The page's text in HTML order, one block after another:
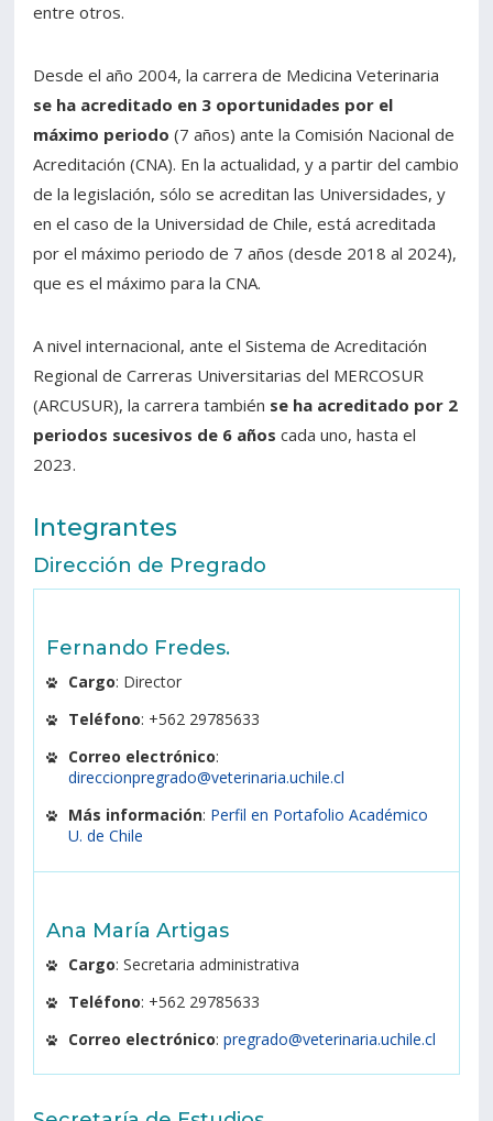
entre otros.
Desde el año 2004, la carrera de Medicina Veterinaria
se ha acreditado en 3 oportunidades por el
máximo periodo (7 años) ante la Comisión Nacional de
Acreditación (CNA). En la actualidad, y a partir del cambio
de la legislación, sólo se acreditan las Universidades, y
en el caso de la Universidad de Chile, está acreditada
por el máximo periodo de 7 años (desde 2018 al 2024),
que es el máximo para la CNA.
A nivel internacional, ante el Sistema de Acreditación
Regional de Carreras Universitarias del MERCOSUR
(ARCUSUR), la carrera también se ha acreditado por 2
periodos sucesivos de 6 años cada uno, hasta el
2023.
Integrantes
Dirección de Pregrado
Fernando Fredes.
Cargo: Director
Teléfono: +562 29785633
Correo electrónico:
direccionpregrado@veterinaria.uchile.cl
Más información: Perfil en Portafolio Académico
U. de Chile
Ana María Artigas
Cargo: Secretaria administrativa
Teléfono: +562 29785633
Correo electrónico: pregrado@veterinaria.uchile.cl